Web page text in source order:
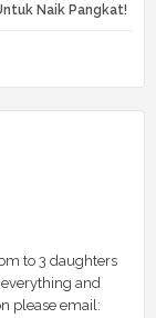
Naik Pangkat!
to 3 daughters
everything and
please email: